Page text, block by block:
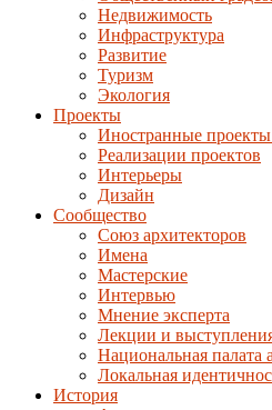
Недвижимость
Инфраструктура
Развитие
Туризм
Экология
Проекты
Иностранные
Реализации проектов
Интерьеры
Дизайн
Сообщество
Союз архитекторов
Имена
Мастерские
Интервью
Мнение эксперта
Лекции и
Национальная палата
Локальная
История